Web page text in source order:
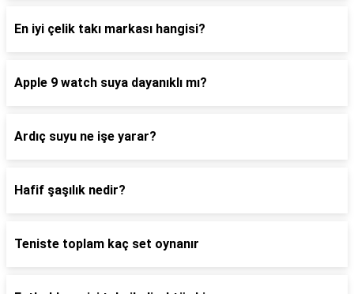
En iyi çelik takı markası hangisi?
Apple 9 watch suya dayanıklı mı?
Ardıç suyu ne işe yarar?
Hafif şaşılık nedir?
Teniste toplam kaç set oynanır